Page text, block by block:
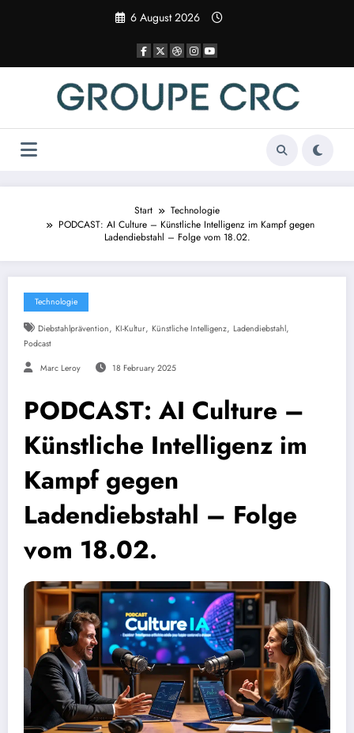
6 August 2026
Start
Technologie
PODCAST: AI Culture – Künstliche Intelligenz im Kampf gegen
Ladendiebstahl – Folge vom 18.02.
Technologie
Diebstahlprävention, KI-Kultur, Künstliche Intelligenz, Ladendiebstahl,
Podcast
Marc Leroy 18 February 2025
PODCAST: AI Culture –
Künstliche Intelligenz im
Kampf gegen
Ladendiebstahl – Folge
vom 18.02.